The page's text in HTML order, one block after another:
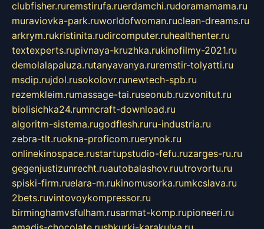
clubfisher.ruremstirufa.ruerdamchi.rudoramamama.ru
muraviovka-park.ruworldofwoman.ruclean-dreams.ru
arkrym.rukristinita.rudircomputer.ruhealthenter.ru
textexperts.rupivnaya-kruzhka.rukinofilmy-2021.ru
demolalapaluza.rutanyavanya.ruremstir-tolyatti.ru
msdip.rujdol.rusokolovr.runewtech-spb.ru
rezemkleim.rumassage-tai.ruseonub.ruzvonitut.ru
biolisichka24.rumncraft-download.ru
algoritm-sistema.rugodflesh.ruru-industria.ru
zebra-tlt.ruokna-proficom.ruerynok.ru
onlinekinospace.rustartupstudio-fefu.ruzarges-ru.ru
gegenjustizunrecht.ruautobalashov.ruutrovortu.ru
spiski-firm.ruelara-m.rukinomusorka.rumkcslava.ru
2bets.ruvintovoykompressor.ru
birminghamvsfulham.rusarmat-komp.rupioneeri.ru